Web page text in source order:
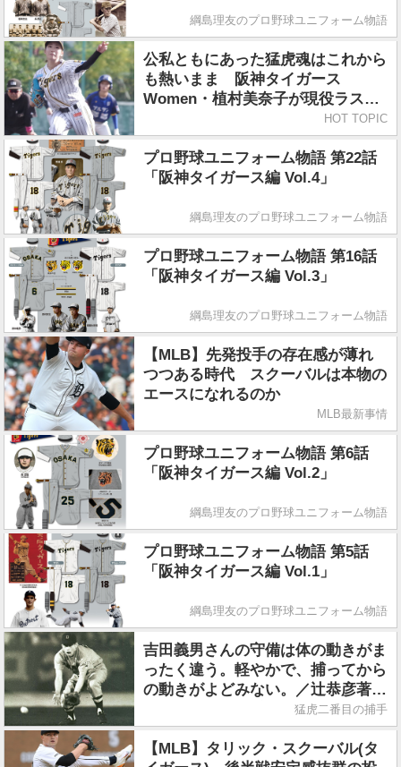
綱島理友のプロ野球ユニフォーム物語
公私ともにあった猛虎魂はこれから
も熱いまま 阪神タイガース
Women・植村美奈子が現役ラスト
HOT TOPIC
プロ野球ユニフォーム物語 第22話
「阪神タイガース編 Vol.4」
綱島理友のプロ野球ユニフォーム物語
プロ野球ユニフォーム物語 第16話
「阪神タイガース編 Vol.3」
綱島理友のプロ野球ユニフォーム物語
【MLB】先発投手の存在感が薄れ
つつある時代 スクーバルは本物の
エースになれるのか
MLB最新事情
プロ野球ユニフォーム物語 第6話
「阪神タイガース編 Vol.2」
綱島理友のプロ野球ユニフォーム物語
プロ野球ユニフォーム物語 第5話
「阪神タイガース編 Vol.1」
綱島理友のプロ野球ユニフォーム物語
吉田義男さんの守備は体の動きがま
ったく違う。軽やかで、捕ってから
の動きがよどみない。／辻恭彦著
『猛虎二番目の捕手』猛虎二番目の捕手
【MLB】タリック・スクーバル(タ